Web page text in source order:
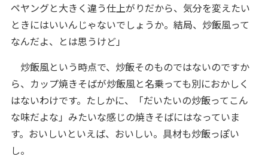
ペヤングと大きく違う仕上がりだから、気分を変えたい
ときにはいいんじゃないでしょうか。結局、炒飯風って
なんだよ、とは思うけど」
炒飯風という時点で、炒飯そのものではないのですか
ら、カップ焼きそばが炒飯風と名乗っても別におかしく
はないわけです。たしかに、「だいたいの炒飯ってこん
な味だよな」みたいな感じの焼きそばにはなっていま
す。おいしいといえば、おいしい。具材も炒飯っぽい
し。